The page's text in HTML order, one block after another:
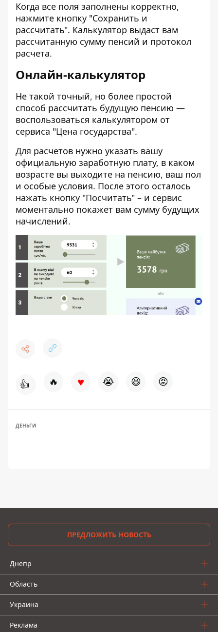
Когда все поля заполнены корректно,
нажмите кнопку "Сохранить и
рассчитать". Калькулятор выдаст вам
рассчитанную сумму пенсий и протокол
расчета.
Онлайн-калькулятор
Не такой точный, но более простой
способ рассчитать будущую пенсию —
воспользоваться калькулятором от
сервиса "Цена государства".
Для расчетов нужно указать вашу
официальную заработную плату, в каком
возрасте вы выходите на пенсию, ваш пол
и особые условия. После этого осталось
нажать кнопку "Посчитать" – и сервис
моментально покажет вам сумму будущих
начислений.
👍 🔥 ♥ 😭 😆 😡
ДЕНЬГИ
ПРЕДЛОЖИТЬ НОВОСТЬ
Днепр
Область
Украина
Реклама